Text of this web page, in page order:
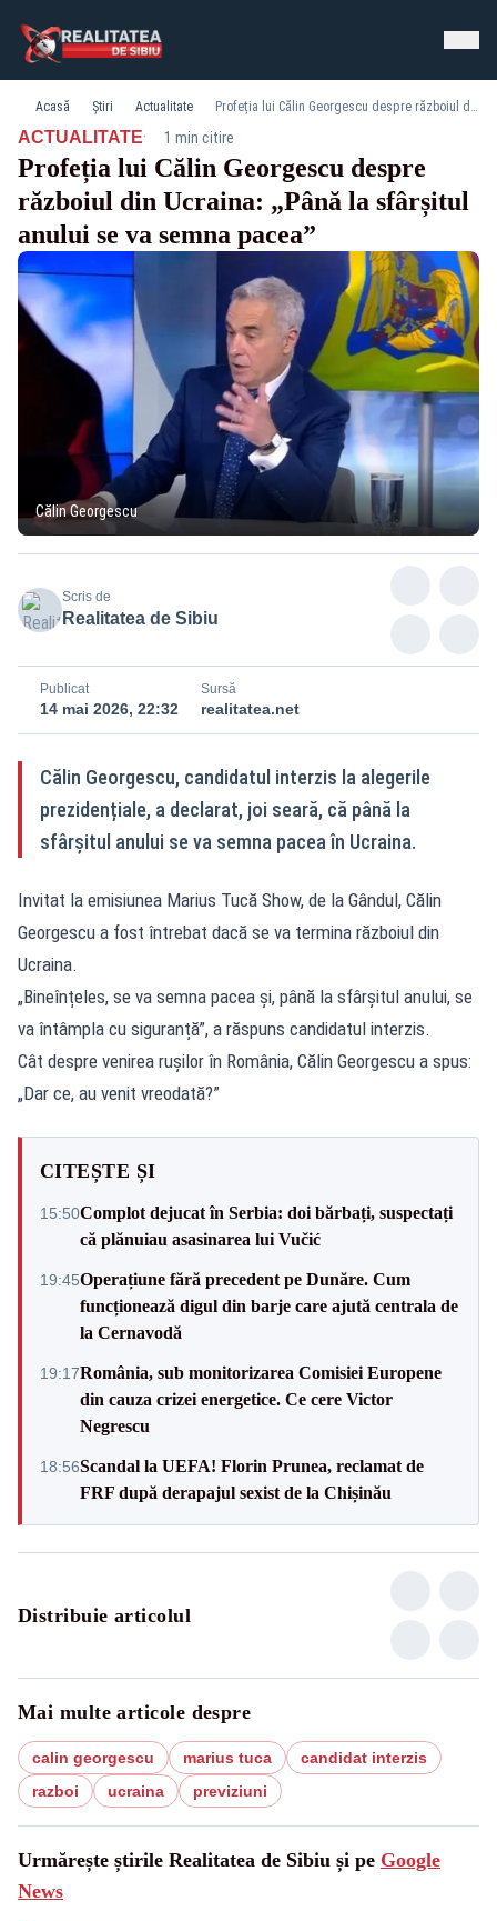
Acasă Știri Actualitate Profeția lui Călin Georgescu despre războiul din Ucraina: „Până la sfârșitul anului se va semna pacea”
ACTUALITATE· 1 min citire
Profeția lui Călin Georgescu despre
războiul din Ucraina: „Până la sfârșitul
anului se va semna pacea”
Călin Georgescu
Scris de
Realitatea de Sibiu
Publicat
14 mai 2026, 22:32
Sursă
realitatea.net
Călin Georgescu, candidatul interzis la alegerile
prezidențiale, a declarat, joi seară, că până la
sfârșitul anului se va semna pacea în Ucraina.
Invitat la emisiunea Marius Tucă Show, de la Gândul, Călin
Georgescu a fost întrebat dacă se va termina războiul din
Ucraina.
„Bineînțeles, se va semna pacea și, până la sfârșitul anului, se
va întâmpla cu siguranță”, a răspuns candidatul interzis.
Cât despre venirea rușilor în România, Călin Georgescu a spus:
„Dar ce, au venit vreodată?”
CITEȘTE ȘI
15:50Complot dejucat în Serbia: doi bărbați, suspectați
că plănuiau asasinarea lui Vučić
19:45Operațiune fără precedent pe Dunăre. Cum
funcționează digul din barje care ajută centrala de
la Cernavodă
19:17România, sub monitorizarea Comisiei Europene
din cauza crizei energetice. Ce cere Victor
Negrescu
18:56Scandal la UEFA! Florin Prunea, reclamat de
FRF după derapajul sexist de la Chișinău
Distribuie articolul
Mai multe articole despre
calin georgescu marius tuca
candidat interzis
razboi
ucraina previziuni
Urmărește știrile Realitatea de Sibiu și pe Google
News